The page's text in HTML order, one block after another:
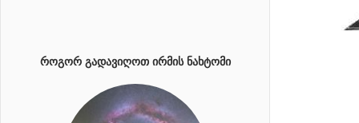
ᲠᲝᲒᲝᲠ ᲒᲐᲓᲐᲕᲘᲦᲝᲗ ᲘᲠᲛᲘᲡ ᲜᲐᲮᲢᲝᲛᲘ